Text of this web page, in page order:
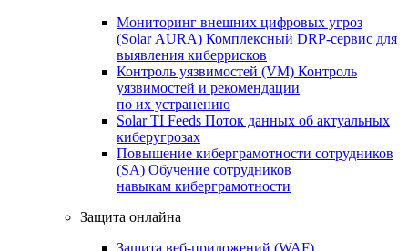
Мониторинг внешних цифровых угроз
(Solar AURA) Комплексный DRP-сервис для
выявления киберрисков
Контроль уязвимостей (VM) Контроль
уязвимостей и рекомендации
по их устранению
Solar TI Feeds Поток данных об актуальных
киберугрозах
Повышение киберграмотности сотрудников
(SA) Обучение сотрудников
навыкам киберграмотности
Защита онлайна
Защита веб-приложений (WAF)